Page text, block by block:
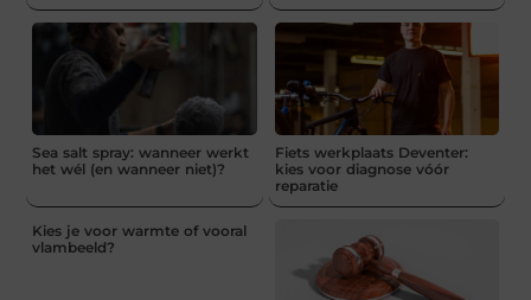
Sea salt spray: wanneer werkt
het wél (en wanneer niet)?
Fiets werkplaats Deventer:
kies voor diagnose vóór
reparatie
Kies je voor warmte of vooral
vlambeeld?